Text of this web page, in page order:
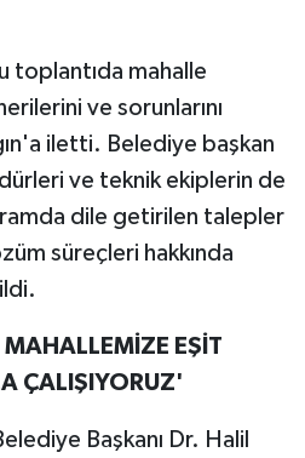
toplantıda mahalle
ve sorunlarını
iletti. Belediye başkan
ve teknik ekiplerin de
dile getirilen talepler
süreçleri hakkında
EŞİT
ÇALIŞIYORUZ'
Başkanı Dr. Halil